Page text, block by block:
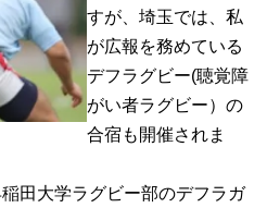
すが、埼玉では、私
が広報を務めている
デフラグビー(聴覚障
がい者ラグビー）の
合宿も開催されま
田大学ラグビー部のデフラガ